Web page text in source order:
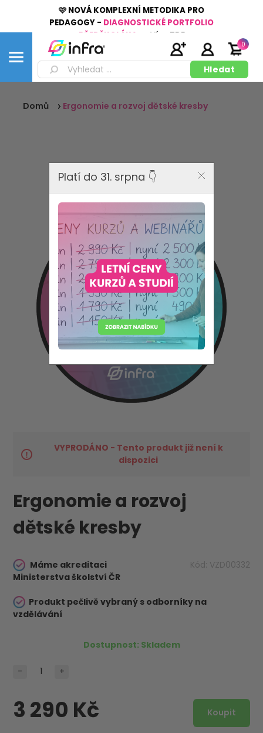
🩷 NOVÁ KOMPLEXNÍ METODIKA PRO
PEDAGOGY - DIAGNOSTICKÉ PORTFOLIO
PŘEDŠKOLÁKA
Více ZDE
0
Domů Ergonomie a rozvoj dětské kresby
VYPRODÁNO - Tento produkt již není k
dispozici
Ergonomie a rozvoj
dětské kresby
Kód: VZD00332
Máme akreditaci
Ministerstva školství ČR
Produkt pečlivě vybraný s odborníky na
vzdělávání
Dostupnost: Skladem
3 290 Kč
- +
Platí do 31. srpna 👇